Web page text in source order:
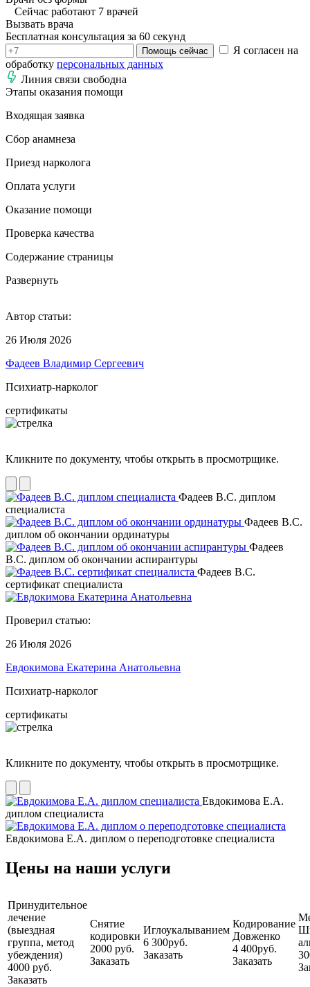
Сейчас работают 7 врачей
Вызвать врача
Бесплатная консультация за 60 секунд
Помощь сейчас
Я согласен на
обработку персональных данных
Линия связи свободна
Этапы оказания помощи
Входящая заявка
Сбор анамнеза
Приезд нарколога
Оплата услуги
Оказание помощи
Проверка качества
Содержание страницы
Развернуть
Автор статьи:
26 Июля 2026
Фадеев Владимир Сергеевич
Психиатр-нарколог
сертификаты
Кликните по документу, чтобы открыть в просмотрщике.
Фадеев В.С. диплом
специалиста
Фадеев В.С.
диплом об окончании ординатуры
Фадеев
В.С. диплом об окончании аспирантуры
Фадеев В.С.
сертификат специалиста
Проверил статью:
26 Июля 2026
Евдокимова Екатерина Анатольевна
Психиатр-нарколог
сертификаты
Кликните по документу, чтобы открыть в просмотрщике.
Евдокимова Е.А.
диплом специалиста
Евдокимова Е.А. диплом о переподготовке специалиста
Цены на наши услуги
Принудительное
лечение
(выездная
группа, метод
убеждения)
4000 руб.
Заказать
Снятие
кодировки
2000 руб.
Заказать
Иглоукалыванием
6 300руб.
Заказать
Кодирование
Довженко
4 400руб.
Заказать